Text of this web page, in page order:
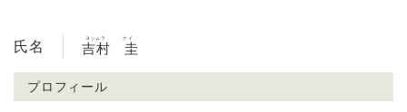
氏名 吉村
ヨシムラ
圭
ケイ
プロフィール